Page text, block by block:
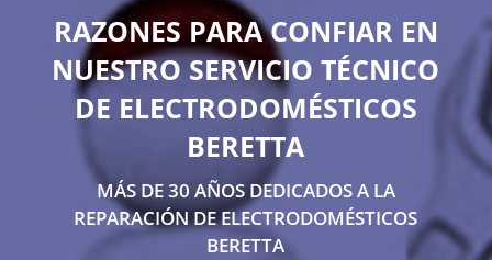
RAZONES PARA CONFIAR EN
NUESTRO SERVICIO TÉCNICO
DE ELECTRODOMÉSTICOS
BERETTA
MÁS DE 30 AÑOS DEDICADOS A LA
REPARACIÓN DE ELECTRODOMÉSTICOS
BERETTA